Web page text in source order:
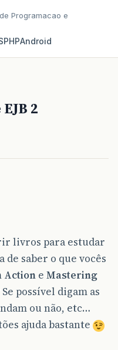
Programacao e
PHPAndroid
2
livros para estudar
de saber o que vocês
Action e Mastering
Se possível digam as
ou não, etc…
ajuda bastante